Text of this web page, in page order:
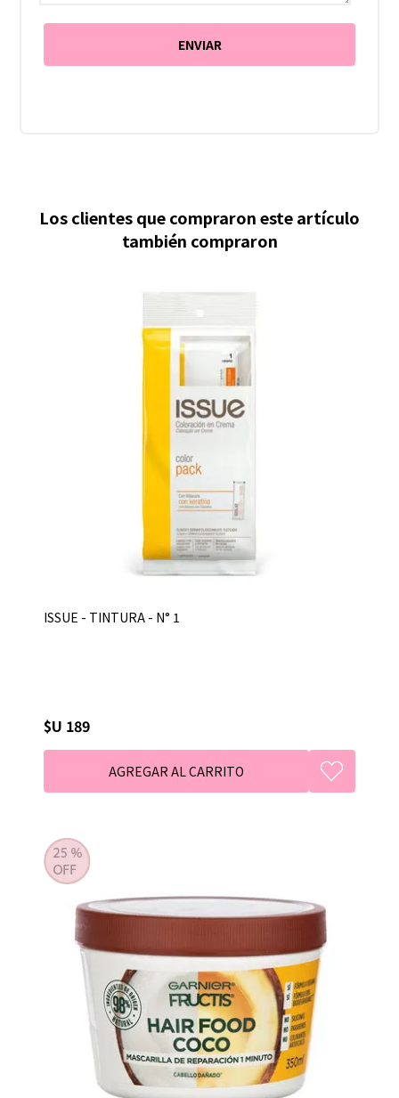
Los clientes que compraron este artículo
también compraron
ISSUE - TINTURA - N° 1
$U 189